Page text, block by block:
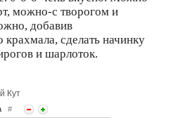
можно-с творогом и
добавив
крахмала, сделать начинку
и шарлоток.
Кут
#